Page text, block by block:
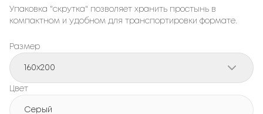
Упаковка "скрутка" позволяет хранить простынь в
компактном и удобном для транспортировки формате.
Размер
160x200
Цвет
Серый